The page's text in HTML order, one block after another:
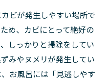
ビが発生しやすい場所で
め、カビにとって絶好の
しっかりと掃除をしてい
みやヌメリが発生してい
お風呂には「見逃しやす